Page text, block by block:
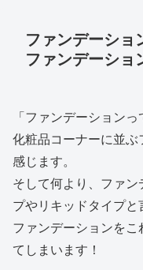
ファンデーショ
ファンデーショ
「ファンデーション
化粧品コーナーに並ぶ
感じます。
そして何より、ファン
プやリキッドタイプと
ファンデーションを
てしまいます！